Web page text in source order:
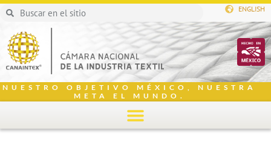
ENGLISH
NUESTRO OBJETIVO MÉXICO, NUESTRA
META EL MUNDO.